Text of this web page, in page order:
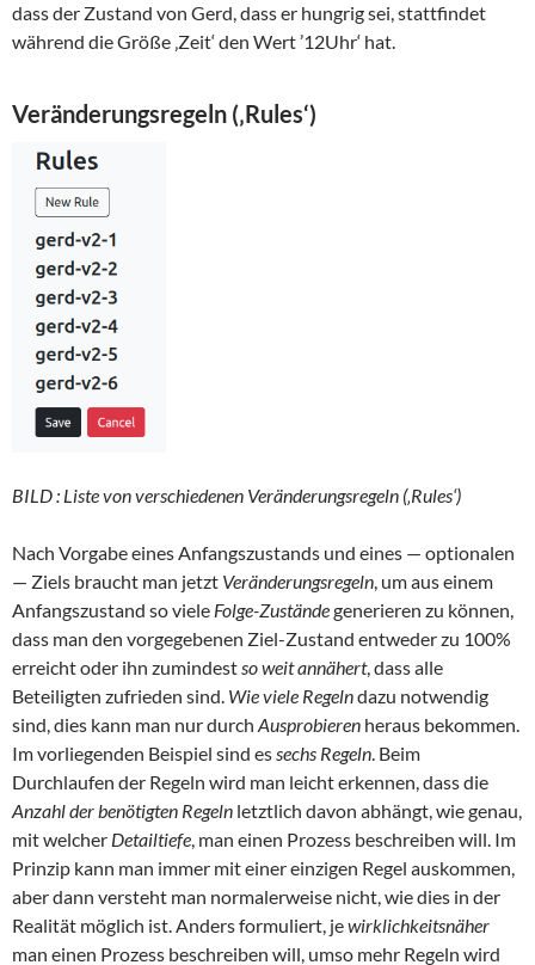
dass der Zustand von Gerd, dass er hungrig sei, stattfindet
während die Größe ‚Zeit‘ den Wert ’12Uhr‘ hat.
Veränderungsregeln (‚Rules‘)
BILD : Liste von verschiedenen Veränderungsregeln (‚Rules‘)
Nach Vorgabe eines Anfangszustands und eines — optionalen
— Ziels braucht man jetzt Veränderungsregeln, um aus einem
Anfangszustand so viele Folge-Zuständegenerieren zu können,
dass man den vorgegebenen Ziel-Zustand entweder zu 100%
erreicht oder ihn zumindestso weit annähert, dass alle
Beteiligten zufrieden sind. Wie viele Regelndazu notwendig
sind, dies kann man nur durch Ausprobieren heraus bekommen.
Im vorliegenden Beispiel sind essechs Regeln. Beim
Durchlaufen der Regeln wird man leicht erkennen, dass die
Anzahl der benötigten Regeln letztlich davon abhängt, wie genau,
mit welcher Detailtiefe, man einen Prozess beschreiben will. Im
Prinzip kann man immer mit einer einzigen Regel auskommen,
aber dann versteht man normalerweise nicht, wie dies in der
Realität möglich ist. Anders formuliert, jewirklichkeitsnäher
man einen Prozess beschreiben will, umso mehr Regeln wird